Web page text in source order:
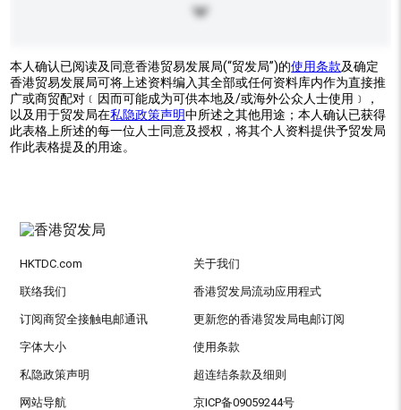
本人确认已阅读及同意香港贸易发展局(“贸发局”)的使用条款及确定
香港贸易发展局可将上述资料编入其全部或任何资料库内作为直接推
广或商贸配对﹝因而可能成为可供本地及/或海外公众人士使用﹞，
以及用于贸发局在私隐政策声明中所述之其他用途；本人确认已获得
此表格上所述的每一位人士同意及授权，将其个人资料提供予贸发局
作此表格提及的用途。
HKTDC.com 关于我们
联络我们 香港贸发局流动应用程式
订阅商贸全接触电邮通讯 更新您的香港贸发局电邮订阅
字体大小 使用条款
私隐政策声明 超连结条款及细则
网站导航 京ICP备09059244号